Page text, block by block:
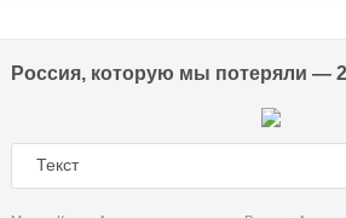
Россия, которую мы потеряли — 2
Текст